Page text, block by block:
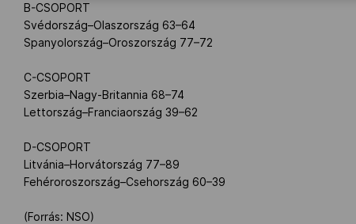
B-CSOPORT
Svédország–Olaszország 63–64
Spanyolország–Oroszország 77–72
C-CSOPORT
Szerbia–Nagy-Britannia 68–74
Lettország–Franciaország 39–62
D-CSOPORT
Litvánia–Horvátország 77–89
Fehéroroszország–Csehország 60–39
(Forrás: NSO)